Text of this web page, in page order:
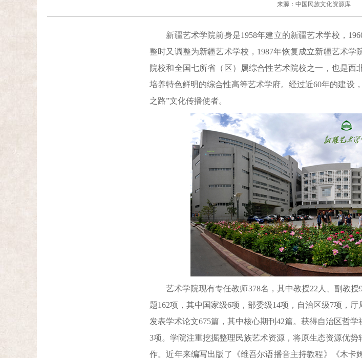
来源：中国民族文化资源库
新疆艺术学院前身是1958年建立的新疆艺术学校，
整时又调整为新疆艺术学校，1987年恢复成立新疆艺术
院校和全国七所省（区）属综合性艺术院校之一，也是
培养特色鲜明的综合性高等艺术学府。经过近60年的建设
之路”文化传播使者。
艺术学院现有专任教师378名，其中教授22人、副教授
题162项，其中国家级6项，部委级14项，自治区级7项，厅
发表学术论文675篇，其中核心期刊42篇。获得自治区哲
3项。学院注重挖掘整理民族艺术资源，将原生态资源优
作。近年来编写出版了《维吾尔语播音主持教程》《木卡